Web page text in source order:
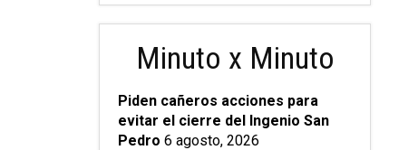
Minuto x Minuto
Piden cañeros acciones para
evitar el cierre del Ingenio San
Pedro 6 agosto, 2026